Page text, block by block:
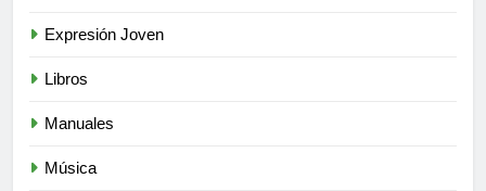
Expresión Joven
Libros
Manuales
Música